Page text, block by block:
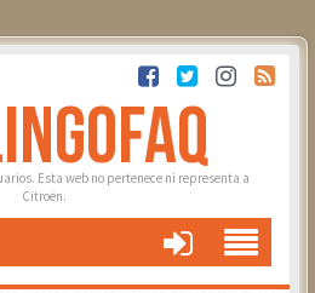
Esta web no pertenece ni representa a
Citroën.